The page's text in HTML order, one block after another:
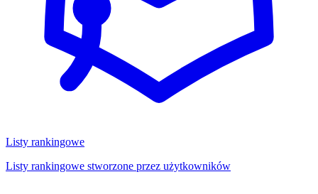
Listy rankingowe
Listy rankingowe stworzone przez użytkowników